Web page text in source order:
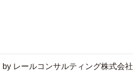
by レールコンサルティング株式会社